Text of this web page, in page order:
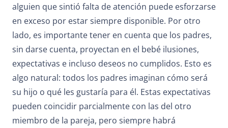
alguien que sintió falta de atención puede esforzarse
en exceso por estar siempre disponible. Por otro
lado, es importante tener en cuenta que los padres,
sin darse cuenta, proyectan en el bebé ilusiones,
expectativas e incluso deseos no cumplidos. Esto es
algo natural: todos los padres imaginan cómo será
su hijo o qué les gustaría para él. Estas expectativas
pueden coincidir parcialmente con las del otro
miembro de la pareja, pero siempre habrá